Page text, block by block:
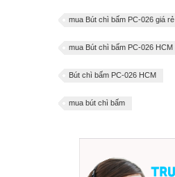
mua Bút chì bấm PC-026 giá rẻ
mua Bút chì bấm PC-026 HCM
Bút chì bấm PC-026 HCM
mua bút chì bấm